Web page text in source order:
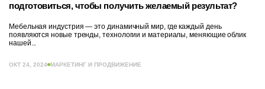
подготовиться, чтобы получить желаемый результат?
Мебельная индустрия — это динамичный мир, где каждый день
появляются новые тренды, технологии и материалы, меняющие облик
нашей...
ОКТ 24, 2024 МАРКЕТИНГ И ПРОДВИЖЕНИЕ